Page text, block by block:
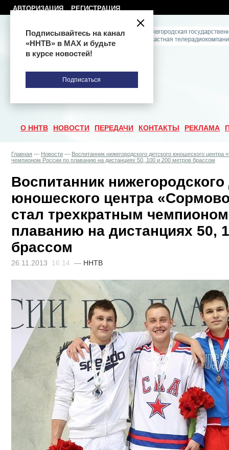
АВТОРИЗАЦИЯ РЕГИСТРАЦИЯ
О ННТВ НОВОСТИ ПЕРЕДАЧИ КОНТАКТЫ РЕКЛАМА
Главная — Новости — Воспитанник нижегородского детского юношеского
чемпионом России по плаванию на дистанциях 50, 100 и 200 метров брассом
Воспитанник нижегородского
юношеского центра
стал трехкратным
плаванию на дистанциях 50,
брассом
26.11.2013 16:14 — ННТВ
Подписывайтесь на канал
«ННТВ» в МАХ и будьте
в курсе новостей!
Подписаться